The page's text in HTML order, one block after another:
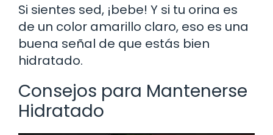
Si sientes sed, ¡bebe! Y si tu orina es
de un color amarillo claro, eso es una
buena señal de que estás bien
hidratado.
Consejos para Mantenerse
Hidratado